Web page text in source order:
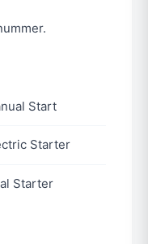
Start
Starter
Starter